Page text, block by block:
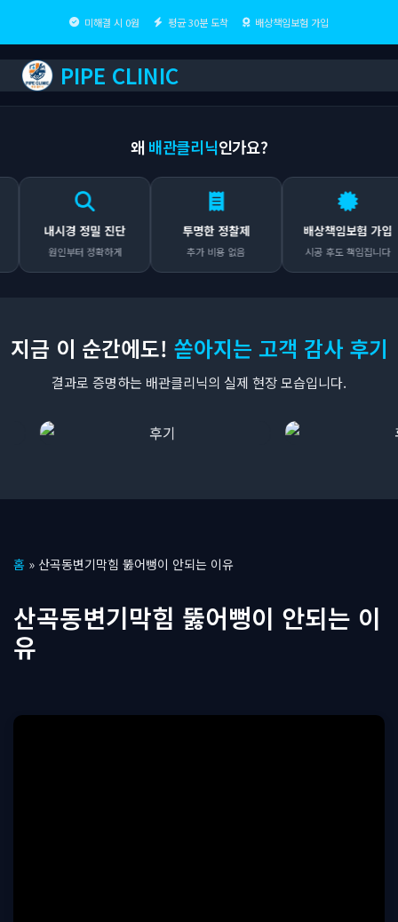
미해결 시 0원 평균 30분 도착 배상책임보험 가입
PIPE CLINIC
왜 배관클리닉인가요?
내시경 정밀 진단
원인부터 정확하게
투명한 정찰제
추가 비용 없음
배상책임보험 가입
시공 후도 책임집니다
지금 이 순간에도! 쏟아지는 고객 감사 후기
결과로 증명하는 배관클리닉의 실제 현장 모습입니다.
텐
로
건
기
홈 » 산곡동변기막힘 뚫어뻥이 안되는 이유
산곡동변기막힘 뚫어뻥이 안되는 이
유